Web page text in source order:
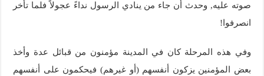
صوته عليه, وحدث أن جاء من ينادي الرسول نداءً عجولاً فلما تأخر
انصرفوا!
وفي هذه المرحلة كان في المدينة مؤمنون من قبائل عدة وأخذ
بعض المؤمنين يزكون أنفسهم (أو غيرهم) فيحكمون على أنفسهم